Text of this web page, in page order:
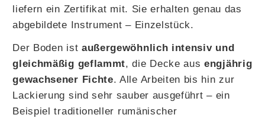
liefern ein Zertifikat mit. Sie erhalten genau das
abgebildete Instrument – Einzelstück.
Der Boden ist außergewöhnlich intensiv und
gleichmäßig geflammt, die Decke ausengjährig
gewachsener Fichte. Alle Arbeiten bis hin zur
Lackierung sind sehr sauber ausgeführt – ein
Beispiel traditioneller rumänischer